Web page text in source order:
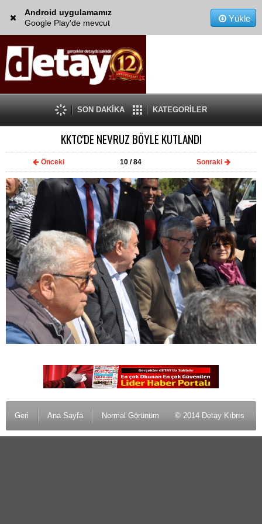
Android uygulamamız
Google Play'de mevcut
Yükle
SON DAKİKA KATEGORİLER
KKTC'DE NEVRUZ BÖYLE KUTLANDI
Önceki 10 / 84 Sonraki
Geri Ana Sayfa Normal Görünüm © 2014 Detay Kıbrıs